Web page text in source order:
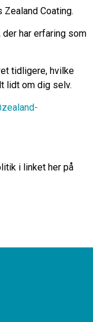
Coating.
har erfaring som
tidligere, hvilke
lidt om dig selv.
i linket her på